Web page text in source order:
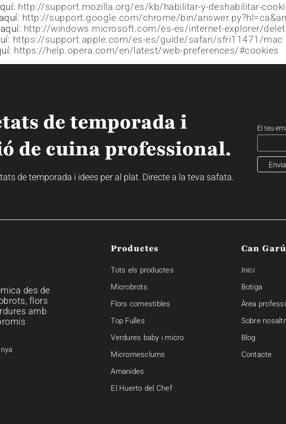
http://support.mozilla.org/es/kb/habilitar-y-deshabilitar-
http://support.google.com/chrome/bin/
http://windows.microsoft.com/es-es/internet-explorer/
https://support.apple.com/es-es/guide/safari/sfri11471/mac
https://help.opera.com/en/latest/web-preferences/#cookies
de temporada i
de cuina professional.
de temporada i idees per al plat. Directe a la teva safata.
El teu
des de
flors
amb
Productes
Tots els productes
Microbrots
Flors comestibles
Top Fulles
Verdures baby i micro
Micromesclums
Amanides
El Huerto del Chef
Can
Inici
Botiga
Àrea
Sobre
Blog
Contacte